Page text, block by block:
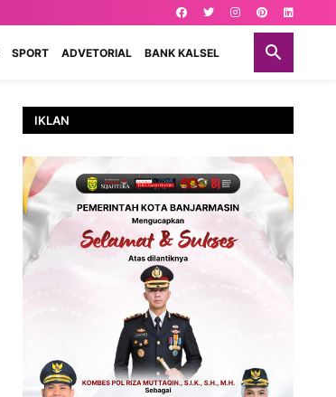
SPORT ADVETORIAL BANK KALSEL
IKLAN